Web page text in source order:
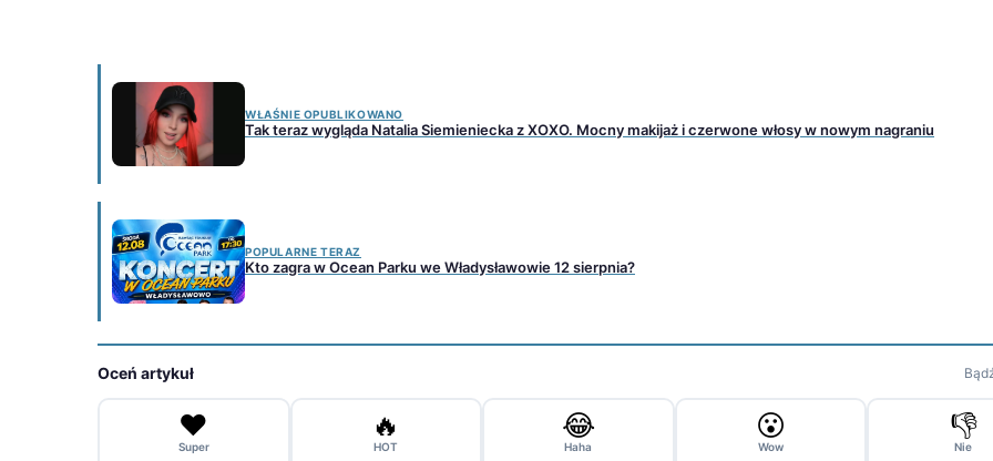
WŁAŚNIE OPUBLIKOWANO
Tak teraz wygląda Natalia Siemieniecka z XOXO. Mocny makijaż i czerwone włosy w nowym nagraniu
POPULARNE TERAZ
Kto zagra w Ocean Parku we Władysławowie 12 sierpnia?
Oceń artykuł
❤️
Super
🔥
HOT
😂
Haha
😮
Wow
👎
Nie